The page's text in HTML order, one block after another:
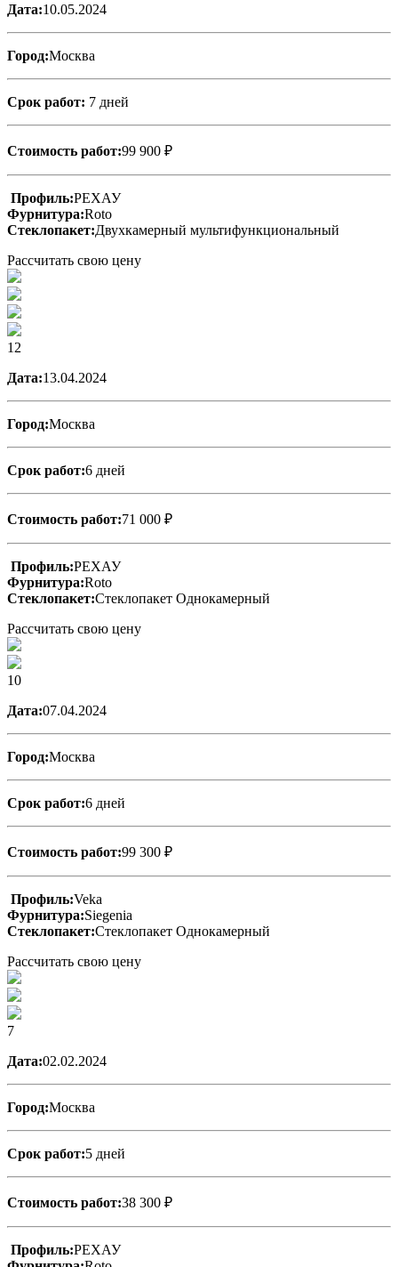
Дата:10.05.2024
Город:Москва
Срок работ: 7 дней
Стоимость работ:99 900 ₽
Профиль:РЕХАУ
Фурнитура:Roto
Стеклопакет:Двухкамерный мультифункциональный
Рассчитать свою цену
12
Дата:13.04.2024
Город:Москва
Срок работ:6 дней
Стоимость работ:71 000 ₽
Профиль:РЕХАУ
Фурнитура:Roto
Стеклопакет:Стеклопакет Однокамерный
Рассчитать свою цену
10
Дата:07.04.2024
Город:Москва
Срок работ:6 дней
Стоимость работ:99 300 ₽
Профиль:Veka
Фурнитура:Siegenia
Стеклопакет:Стеклопакет Однокамерный
Рассчитать свою цену
7
Дата:02.02.2024
Город:Москва
Срок работ:5 дней
Стоимость работ:38 300 ₽
Профиль:РЕХАУ